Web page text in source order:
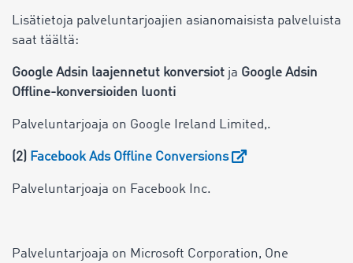
Lisätietoja palveluntarjoajien asianomaisista palveluista
saat täältä:
Google Adsin laajennetut konversiot ja Google Adsin
Offline-konversioiden luonti
Palveluntarjoaja on Google Ireland Limited,.
(2) Facebook Ads Offline Conversions
Palveluntarjoaja on Facebook Inc.
Palveluntarjoaja on Microsoft Corporation, One